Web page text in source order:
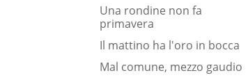
Una rondine non fa
primavera
Il mattino ha l'oro in bocca
Mal comune, mezzo gaudio